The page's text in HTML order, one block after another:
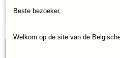
Beste bezoeker,
Welkom op de site van de